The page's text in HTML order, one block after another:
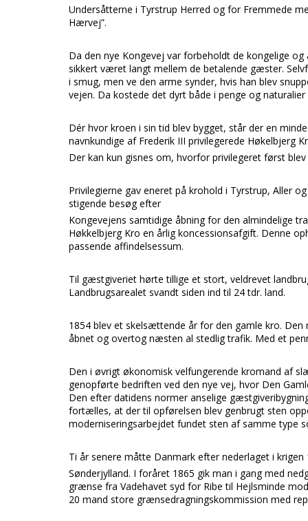
Undersåtterne i Tyrstrup Herred og for Fremmede
Hærvej”.
Da den nye Kongevej var forbeholdt de kongelige
sikkert været langt mellem de betalende gæster.
i smug, men ve den arme synder, hvis han blev
vejen. Da kostede det dyrt både i penge og
Dér hvor kroen i sin tid blev bygget, står der en
navnkundige af Frederik III privilegerede Høkelbjerg
Der kan kun gisnes om, hvorfor privilegeret først
Privilegierne gav eneret på krohold i Tyrstrup, Aller
stigende besøg efter
Kongevejens samtidige åbning for den almindelige
Høkkelbjerg Kro en årlig koncessionsafgift. Denne
passende affindelsessum.
Til gæstgiveriet hørte tillige et stort, veldrevet
Landbrugsarealet svandt siden ind til 24 tdr. land.
1854 blev et skelsættende år for den gamle kro. Den
åbnet og overtog næsten al stedlig trafik. Med et
Den i øvrigt økonomisk velfungerende kromand af
genopførte bedriften ved den nye vej, hvor Den
Den efter datidens normer anselige
fortælles, at der til opførelsen blev genbrugt sten
moderniseringsarbejdet fundet sten af samme type
Ti år senere måtte Danmark efter nederlaget i krigen
Sønderjylland. I foråret 1865 gik man i gang med
grænse fra Vadehavet syd for Ribe til Hejlsminde
20 mand store grænsedragningskommission med